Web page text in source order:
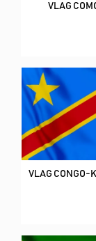
VLAG
VLAG CONGO-